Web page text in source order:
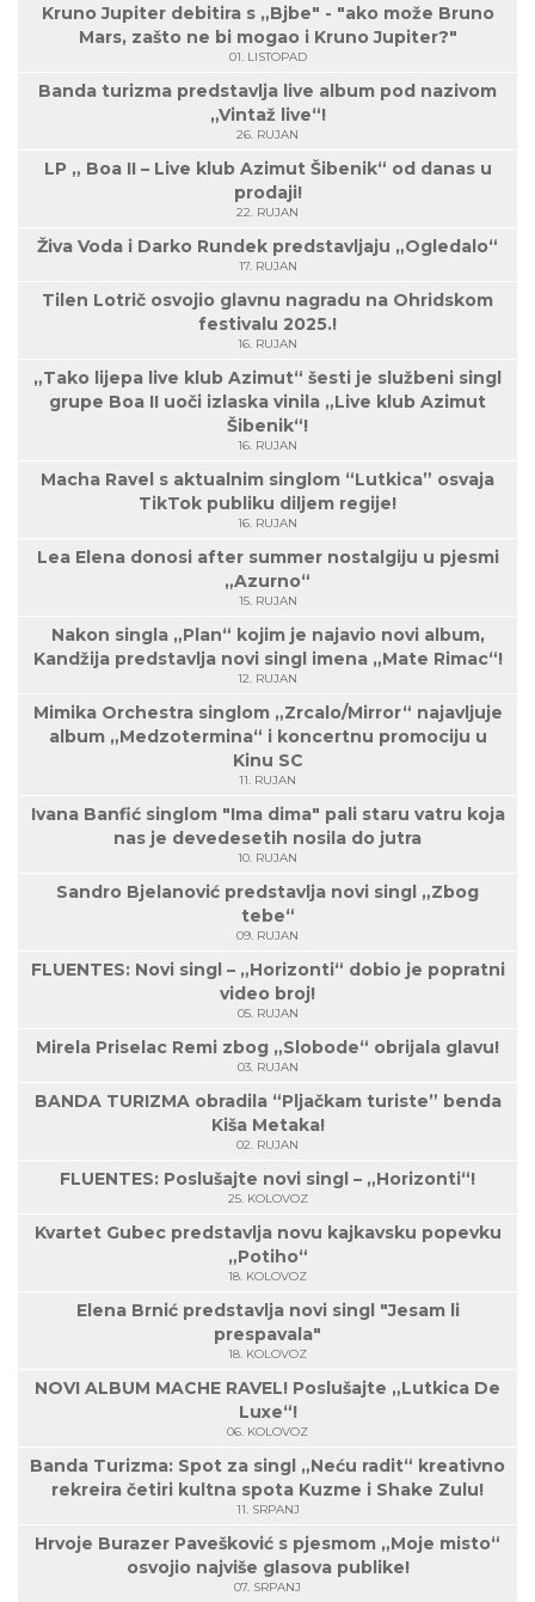
Kruno Jupiter debitira s „Bjbe" - "ako može Bruno
Mars, zašto ne bi mogao i Kruno Jupiter?"
01. LISTOPAD
Banda turizma predstavlja live album pod nazivom
„Vintaž live“!
26. RUJAN
LP „ Boa II – Live klub Azimut Šibenik“ od danas u
prodaji!
22. RUJAN
Živa Voda i Darko Rundek predstavljaju „Ogledalo“
17. RUJAN
Tilen Lotrič osvojio glavnu nagradu na Ohridskom
festivalu 2025.!
16. RUJAN
„Tako lijepa live klub Azimut“ šesti je službeni singl
grupe Boa II uoči izlaska vinila „Live klub Azimut
Šibenik“!
16. RUJAN
Macha Ravel s aktualnim singlom “Lutkica” osvaja
TikTok publiku diljem regije!
16. RUJAN
Lea Elena donosi after summer nostalgiju u pjesmi
„Azurno“
15. RUJAN
Nakon singla „Plan“ kojim je najavio novi album,
Kandžija predstavlja novi singl imena „Mate Rimac“!
12. RUJAN
Mimika Orchestra singlom „Zrcalo/Mirror“ najavljuje
album „Medzotermina“ i koncertnu promociju u
Kinu SC
11. RUJAN
Ivana Banfić singlom "Ima dima" pali staru vatru koja
nas je devedesetih nosila do jutra
10. RUJAN
Sandro Bjelanović predstavlja novi singl „Zbog
tebe“
09. RUJAN
FLUENTES: Novi singl – „Horizonti“ dobio je popratni
video broj!
05. RUJAN
Mirela Priselac Remi zbog „Slobode“ obrijala glavu!
03. RUJAN
BANDA TURIZMA obradila “Pljačkam turiste” benda
Kiša Metaka!
02. RUJAN
FLUENTES: Poslušajte novi singl – „Horizonti“!
25. KOLOVOZ
Kvartet Gubec predstavlja novu kajkavsku popevku
„Potiho“
18. KOLOVOZ
Elena Brnić predstavlja novi singl "Jesam li
prespavala"
18. KOLOVOZ
NOVI ALBUM MACHE RAVEL! Poslušajte „Lutkica De
Luxe“!
06. KOLOVOZ
Banda Turizma: Spot za singl „Neću radit“ kreativno
rekreira četiri kultna spota Kuzme i Shake Zulu!
11. SRPANJ
Hrvoje Burazer Pavešković s pjesmom „Moje misto“
osvojio najviše glasova publike!
07. SRPANJ